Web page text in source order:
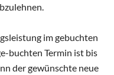
im gebuchten
buchten Termin ist bis
der gewünschte neue